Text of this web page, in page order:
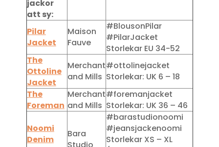
jackor
att sy:
Pilar
Jacket
Maison
Fauve
#BlousonPilar
#PilarJacket
Storlekar EU 34-52
The
Ottoline
Jacket
Merchant
and Mills
#ottolinejacket
Storlekar: UK 6 – 18
The
Foreman
Merchant
and Mills
#foremanjacket
Storlekar: UK 36 – 46
Noomi
Denim
Bara
#barastudionoomi
#jeansjackenoomi
Storlekar XS – XL